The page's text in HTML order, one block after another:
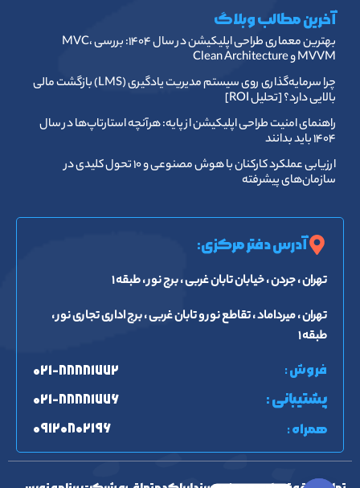
آخرین مطالب وبلاگ
بهترین معماری طراحی اپلیکیشن در سال ۱۴۰۴: بررسی MVC،
MVVM و Clean Architecture
چرا سرمایه‌گذاری روی سیستم مدیریت یادگیری (LMS) بازگشت مالی
بالایی دارد؟ [تحلیل ROI]
راهنمای امنیت طراحی اپلیکیشن از پایه: هرآنچه استارتاپ‌ها در سال
۱۴۰۴ باید بدانند
ارزیابی عملکرد کارکنان با هوش مصنوعی و ۱۰ تحول کلیدی در
سازمان‌های پیشرفته
آدرس دفتر مرکزی:
تهران ، جردن ، خیابان تابان غربی ، برج نور ، طبقه ۱
تهران ، میرداماد ، تقاطع نور و تابان غربی ، برج اداری تجاری نور ،
طبقه ۱
فروش :
پشتیبانی :
همراه :
۰۲۱-۸۸۸۸۱۷۷۲
۰۲۱-۸۸۸۸۱۷۷۶
۰۹۱۲۰۸۰۲۱۹۶